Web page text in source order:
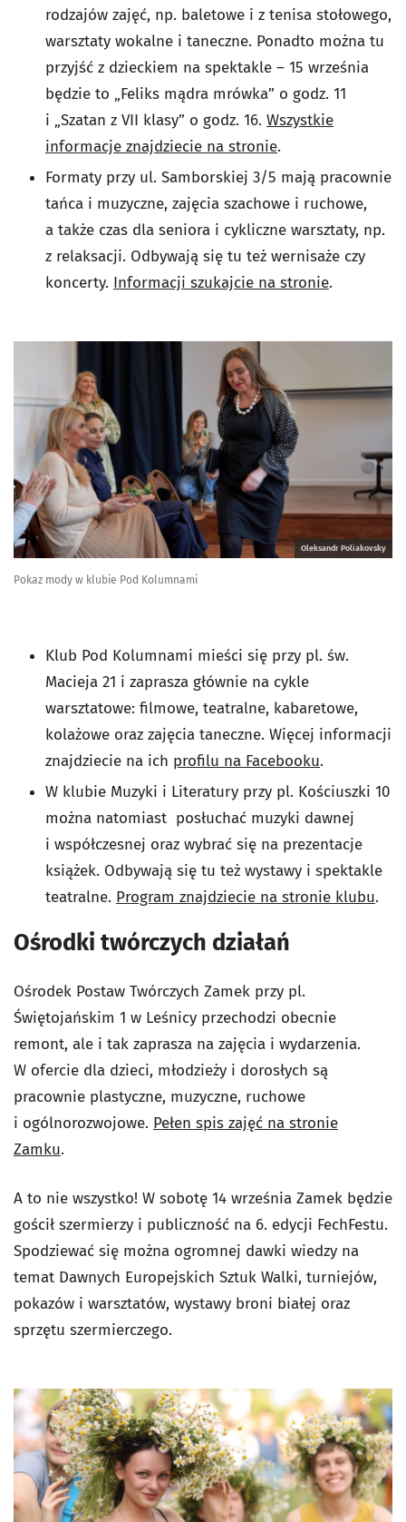
rodzajów zajęć, np. baletowe i z tenisa stołowego,
warsztaty wokalne i taneczne. Ponadto można tu
przyjść z dzieckiem na spektakle – 15 września
będzie to „Feliks mądra mrówka” o godz. 11
i „Szatan z VII klasy” o godz. 16. Wszystkie
informacje znajdziecie na stronie.
Formaty przy ul. Samborskiej 3/5 mają pracownie
tańca i muzyczne, zajęcia szachowe i ruchowe,
a także czas dla seniora i cykliczne warsztaty, np.
z relaksacji. Odbywają się tu też wernisaże czy
koncerty. Informacji szukajcie na stronie.
Oleksandr Poliakovsky
Pokaz mody w klubie Pod Kolumnami
Klub Pod Kolumnami mieści się przy pl. św.
Macieja 21 i zaprasza głównie na cykle
warsztatowe: filmowe, teatralne, kabaretowe,
kolażowe oraz zajęcia taneczne. Więcej informacji
znajdziecie na ich profilu na Facebooku.
W klubie Muzyki i Literatury przy pl. Kościuszki 10
można natomiast posłuchać muzyki dawnej
i współczesnej oraz wybrać się na prezentacje
książek. Odbywają się tu też wystawy i spektakle
teatralne. Program znajdziecie na stronie klubu.
Ośrodki twórczych działań
Ośrodek Postaw Twórczych Zamek przy pl.
Świętojańskim 1 w Leśnicy przechodzi obecnie
remont, ale i tak zaprasza na zajęcia i wydarzenia.
W ofercie dla dzieci, młodzieży i dorosłych są
pracownie plastyczne, muzyczne, ruchowe
i ogólnorozwojowe. Pełen spis zajęć na stronie
Zamku.
A to nie wszystko! W sobotę 14 września Zamek będzie
gościł szermierzy i publiczność na 6. edycji FechFestu.
Spodziewać się można ogromnej dawki wiedzy na
temat Dawnych Europejskich Sztuk Walki, turniejów,
pokazów i warsztatów, wystawy broni białej oraz
sprzętu szermierczego.